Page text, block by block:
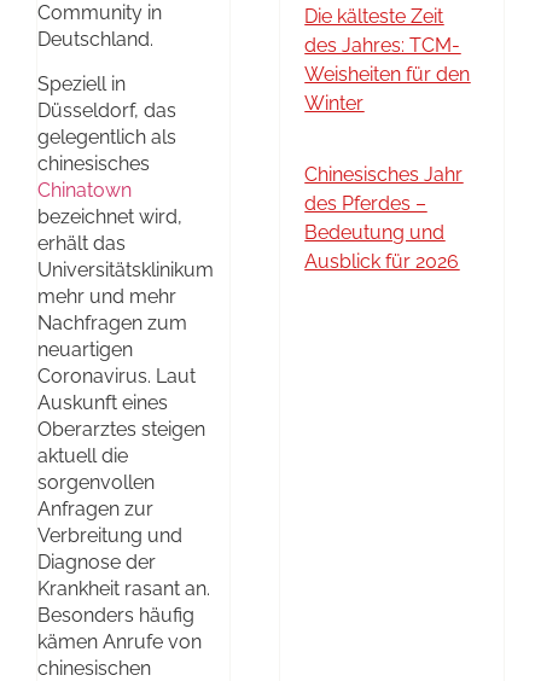
Community in
Deutschland.
Speziell in
Düsseldorf, das
gelegentlich als
chinesisches
Chinatown
bezeichnet wird,
erhält das
Universitätsklinikum
mehr und mehr
Nachfragen zum
neuartigen
Coronavirus. Laut
Auskunft eines
Oberarztes steigen
aktuell die
sorgenvollen
Anfragen zur
Verbreitung und
Diagnose der
Krankheit rasant an.
Besonders häufig
kämen Anrufe von
chinesischen
Die kälteste Zeit
des Jahres: TCM-
Weisheiten für den
Winter
Chinesisches Jahr
des Pferdes –
Bedeutung und
Ausblick für 2026